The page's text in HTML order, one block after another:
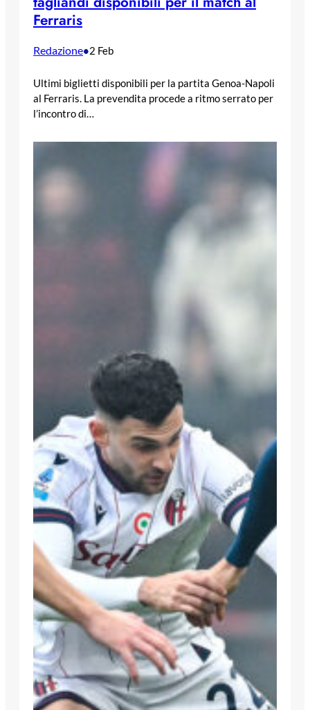
Ferraris
Redazione•2 Feb
Ultimi biglietti disponibili per la partita Genoa-Napoli
al Ferraris. La prevendita procede a ritmo serrato per
l’incontro di…